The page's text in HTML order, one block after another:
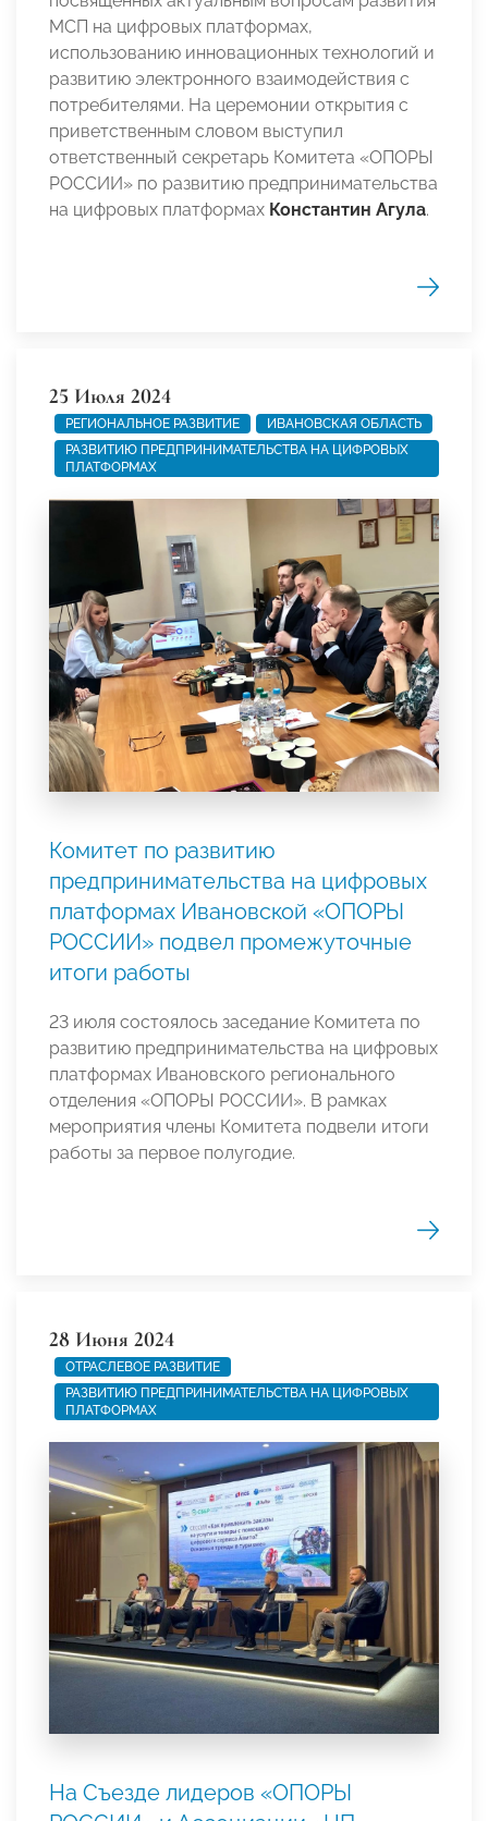
МСП на цифровых платформах,
использованию инновационных технологий и
развитию электронного взаимодействия с
потребителями. На церемонии открытия с
приветственным словом выступил
ответственный секретарь Комитета «ОПОРЫ
РОССИИ» по развитию предпринимательства
на цифровых платформах Константин Агула.
25 Июля 2024
РЕГИОНАЛЬНОЕ РАЗВИТИЕ
ИВАНОВСКАЯ ОБЛАСТЬ
РАЗВИТИЮ ПРЕДПРИНИМАТЕЛЬСТВА НА ЦИФРОВЫХ
ПЛАТФОРМАХ
Комитет по развитию
предпринимательства на цифровых
платформах Ивановской «ОПОРЫ
РОССИИ» подвел промежуточные
итоги работы
23 июля состоялось заседание Комитета по
развитию предпринимательства на цифровых
платформах Ивановского регионального
отделения «ОПОРЫ РОССИИ». В рамках
мероприятия члены Комитета подвели итоги
работы за первое полугодие.
28 Июня 2024
ОТРАСЛЕВОЕ РАЗВИТИЕ
РАЗВИТИЮ ПРЕДПРИНИМАТЕЛЬСТВА НА ЦИФРОВЫХ
ПЛАТФОРМАХ
На Съезде лидеров «ОПОРЫ